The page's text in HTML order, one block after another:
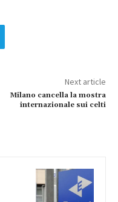
Next article
Milano cancella la mostra
internazionale sui celti